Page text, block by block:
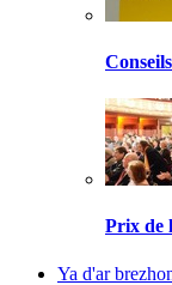
Prix de
Ya d'ar